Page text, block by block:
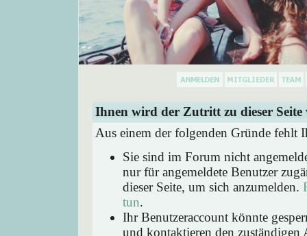
Ihnen wird der Zutritt zu dieser Seite
Aus einem der folgenden Gründe fehlt
Sie sind im Forum nicht
nur für angemeldete Benutzer
dieser Seite, um sich anzumelden.
tun.
Ihr Benutzeraccount könnte
und kontaktieren den zuständigen